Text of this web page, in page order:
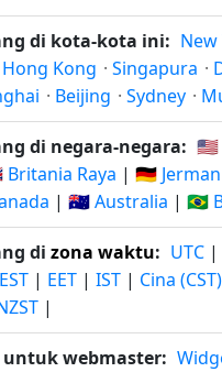
di kota-kota ini: New
Hong Kong · Singapura ·
· Beijing · Sydney ·
di negara-negara: 🇺🇸
Britania Raya | 🇩🇪 Jerman
| 🇦🇺 Australia | 🇧🇷
di zona waktu: UTC |
EST | EET | IST | Cina (CST)
|
untuk webmaster: